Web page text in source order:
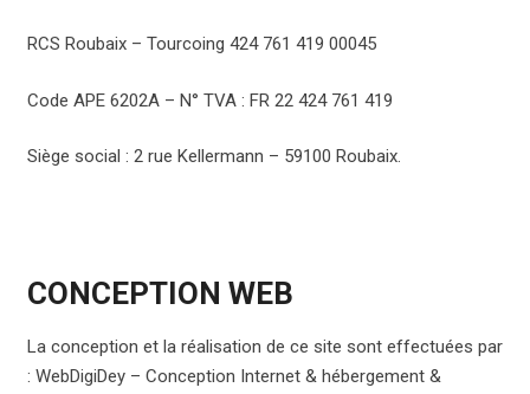
RCS Roubaix – Tourcoing 424 761 419 00045
Code APE 6202A – N° TVA : FR 22 424 761 419
Siège social : 2 rue Kellermann – 59100 Roubaix.
CONCEPTION WEB
La conception et la réalisation de ce site sont effectuées par
: WebDigiDey – Conception Internet & hébergement &